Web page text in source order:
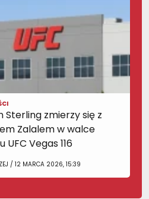
Sterling zmierzy się z
Zalalem w walce
UFC Vegas 116
/ 12 MARCA 2026, 15:39